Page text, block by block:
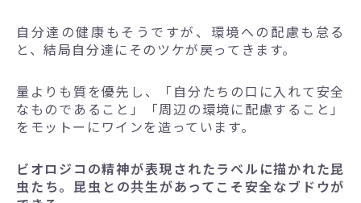
自分達の健康もそうですが、環境への配慮も怠る
と、結局自分達にそのツケが戻ってきます。
量よりも質を優先し、「自分たちの口に入れて安全
なものであること」「周辺の環境に配慮すること」
をモットーにワインを造っています。
ビオロジコの精神が表現されたラベルに描かれた昆
虫たち。昆虫との共生があってこそ安全なブドウが